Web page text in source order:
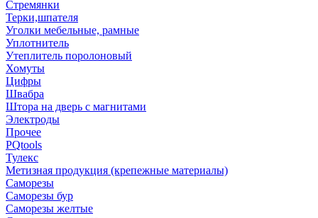
Стремянки
Терки,шпателя
Уголки мебельные, рамные
Уплотнитель
Утеплитель поролоновый
Хомуты
Цифры
Швабра
Штора на дверь с магнитами
Электроды
Прочее
PQtools
Тулекс
Метизная продукция (крепежные материалы)
Саморезы
Саморезы бур
Саморезы желтые